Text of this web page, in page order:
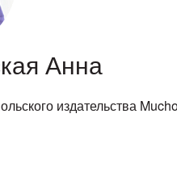
Анна
издательства